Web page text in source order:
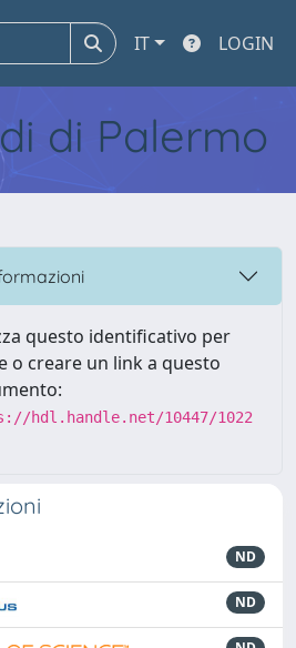
IT LOGIN
di Palermo
questo identificativo per
o creare un link a questo
hdl.handle.net/10447/1022
ND
ND